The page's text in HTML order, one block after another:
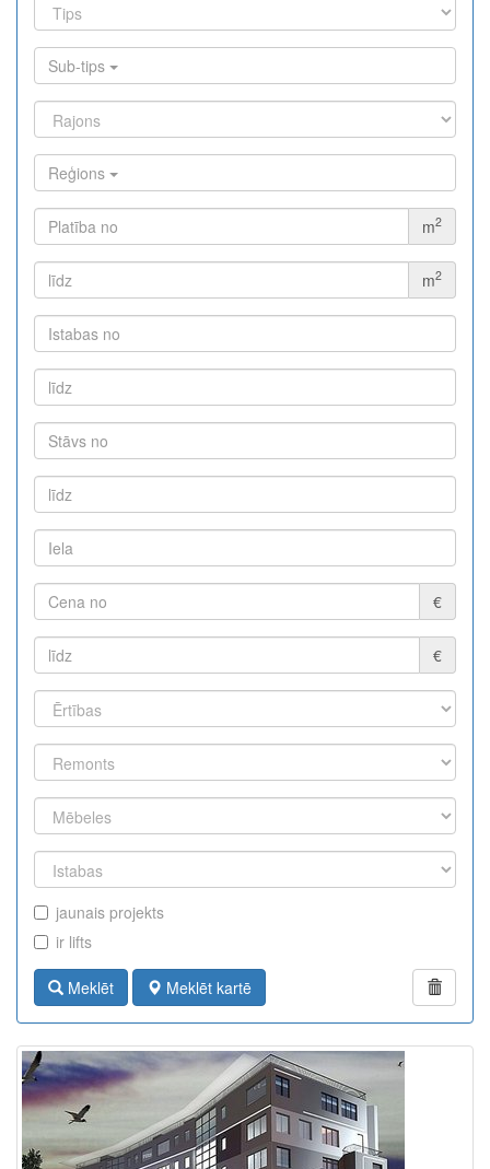
Sub-tips
Reģions
m2
m2
€
€
jaunais projekts
ir lifts
Meklēt Meklēt kartē